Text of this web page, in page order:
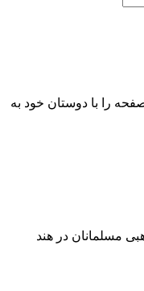
را با دوستان خود به
مسلمانان در هند